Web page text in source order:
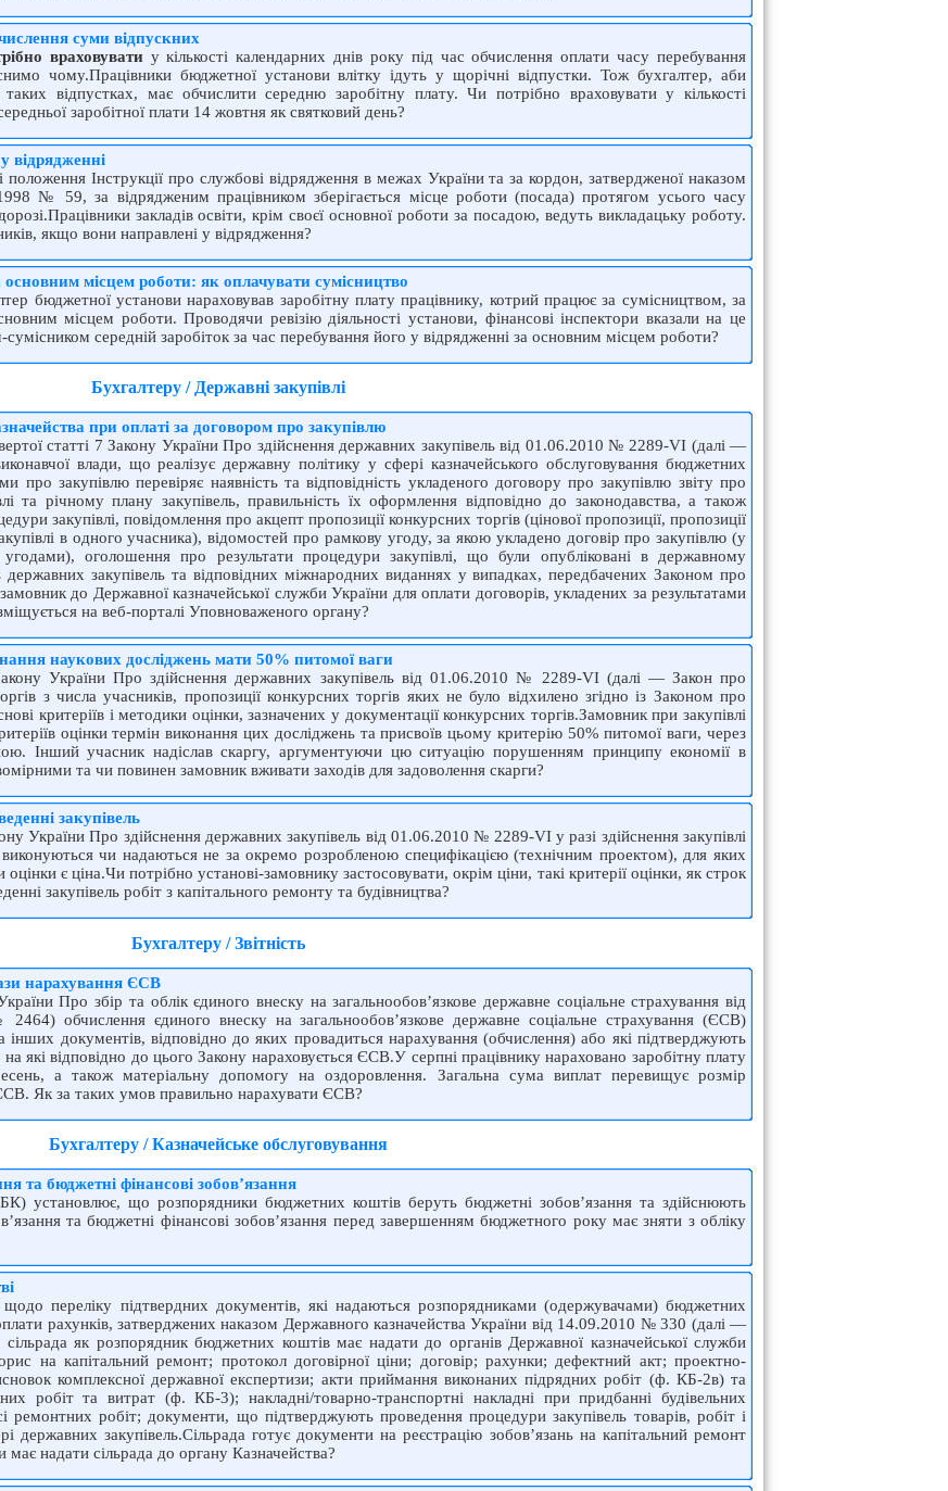
суми відпускних
враховуватиу кількості календарних днів року під час обчислення оплати часу перебування
чому.Працівники бюджетної установи влітку ідуть у щорічні відпустки. Тож бухгалтер, аби
відпустках, має обчислити середню заробітну плату. Чи потрібно враховувати у кількості
заробітної плати 14 жовтня як святковий день?
відрядженні
положення Інструкції про службові відрядження в межах України та за кордон, затвердженої наказом
№ 59, за відрядженим працівником зберігається місце роботи (посада) протягом усього часу
закладів освіти, крім своєї основної роботи за посадою, ведуть викладацьку роботу.
якщо вони направлені у відрядження?
основним місцем роботи: як оплачувати сумісництво
бюджетної установи нараховував заробітну плату працівнику, котрий працює за сумісництвом, за
місцем роботи. Проводячи ревізію діяльності установи, фінансові інспектори вказали на це
середній заробіток за час перебування його у відрядженні за основним місцем роботи?
Бухгалтеру / Державні закупівлі
при оплаті за договором про закупівлю
статті 7 Закону України Про здійснення державних закупівель від 01.06.2010 № 2289-VI (далі —
влади, що реалізує державну політику у сфері казначейського обслуговування бюджетних
про закупівлю перевіряє наявність та відповідність укладеного договору про закупівлю звіту про
та річному плану закупівель, правильність їх оформлення відповідно до законодавства, а також
закупівлі, повідомлення про акцепт пропозиції конкурсних торгів (цінової пропозиції, пропозиції
в одного учасника), відомостей про рамкову угоду, за якою укладено договір про закупівлю (у
угодами), оголошення про результати процедури закупівлі, що були опубліковані в державному
закупівель та відповідних міжнародних виданнях у випадках, передбачених Законом про
до Державної казначейської служби України для оплати договорів, укладених за результатами
на веб-порталі Упов­новаженого органу?
наукових досліджень мати 50% питомої ваги
України Про здійснення державних закупівель від 01.06.2010 № 2289-VI (далі — Закон про
з числа учасників, пропозиції конкурсних торгів яких не було відхилено згідно із Законом про
критеріїв і методики оцінки, зазначених у документації конкурсних торгів.Замовник при закупівлі
оцінки термін виконання цих досліджень та присвоїв цьому критерію 50% питомої ваги, через
Інший учасник надіслав скаргу, аргументуючи цю ситуацію порушенням принципу економії в
та чи повинен замовник вживати заходів для задоволення скарги?
закупівель
України Про здійснення державних закупівель від 01.06.2010 № 2289-VI у разі здійснення закупівлі
чи надаються не за окремо розробленою специфікацією (технічним проектом), для яких
є ціна.Чи потрібно установі-замовнику застосовувати, окрім ціни, такі критерії оцінки, як строк
закупівель робіт з капітального ремонту та будівництва?
Бухгалтеру / Звітність
нарахування ЄСВ
Про збір та облік єдиного внеску на загальнообов’язкове державне соціальне страхування від
обчислення єдиного внеску на загальнообов’язкове державне соціальне страхування (ЄСВ)
інших документів, відповідно до яких провадиться нарахування (обчислення) або які підтверд­жують
які відповідно до цього Закону нараховується ЄСВ.У серпні працівнику нараховано заробітну плату
а також матеріальну допомогу на оздоровлення. Загальна сума виплат перевищує розмір
Як за таких умов правильно нарахувати ЄСВ?
Бухгалтеру / Казначейське обслуговування
та бюджетні фінансові зобов’язання
установлює, що розпорядники бюджетних коштів беруть бюджетні зобов’язання та здійснюють
та бюджетні фінансові зобов’язання перед завершенням бюджетного року має зняти з обліку
переліку підтвердних документів, які надаються розпорядниками (одержувачами) бюджетних
оплати рахунків, затверджених наказом Державного казначейства України від 14.09.2010 № 330 (далі —
як розпорядник бюджетних коштів має надати до органів Державної казначейської служби
на капітальний ремонт; протокол договірної ціни; договір; рахунки; дефектний акт; проектно-
комплексної державної експертизи; акти приймання виконаних підрядних робіт (ф. КБ-2в) та
робіт та витрат (ф. КБ-3); накладні/товарно-транспортні накладні при придбанні будівельних
ремонтних робіт; документи, що підтверджують проведення процедури закупівель товарів, робіт і
державних закупівель.Сільрада готує документи на реєстрацію зобов’язань на капітальний ремонт
має надати сільрада до органу Казначейства?